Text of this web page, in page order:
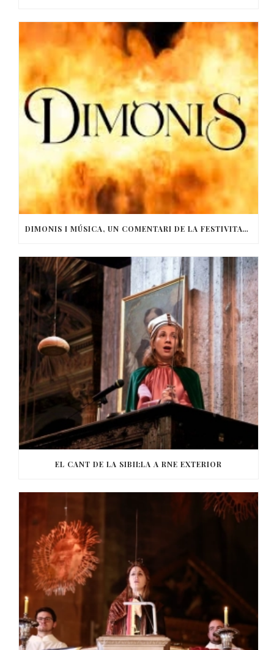
DIMONIS I MÚSICA, UN COMENTARI DE LA FESTIVITAT DE SANT ANTONI
EL CANT DE LA SIBIL·LA A RNE EXTERIOR